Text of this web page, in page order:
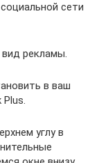
сети
рекламы.
в ваш
Plus.
углу в